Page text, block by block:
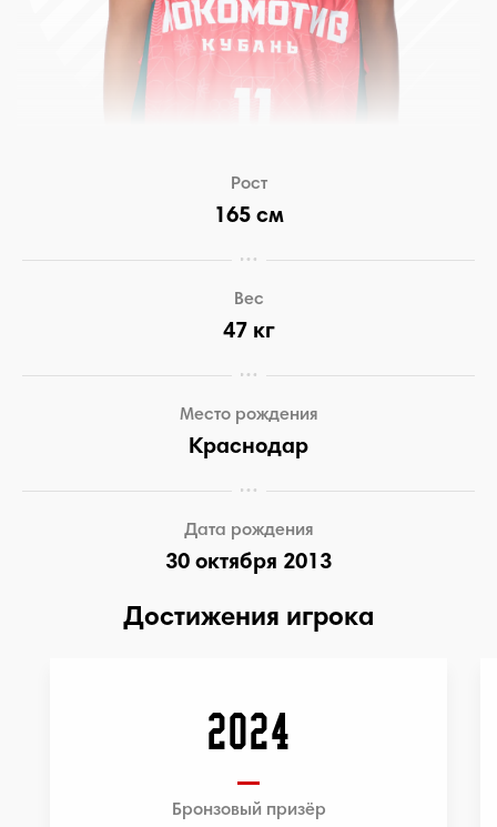
Рост
165 см
Вес
47 кг
Место рождения
Краснодар
Дата рождения
30 октября 2013
Достижения игрока
2024
Бронзовый призёр